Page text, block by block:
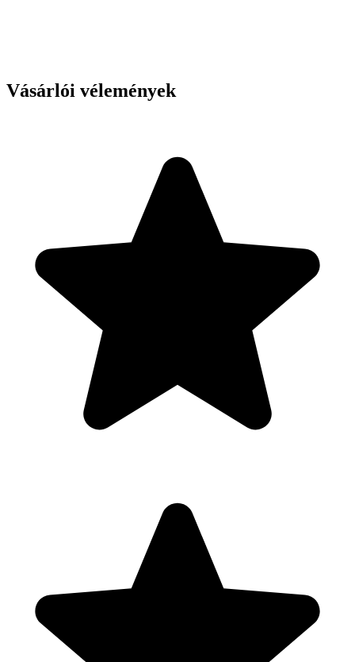
Vásárlói vélemények